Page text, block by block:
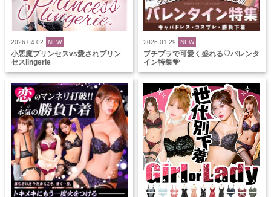
2026.04.02 NEW
小悪魔プリンセスvs愛されプリン
セスlingerie
2026.01.29 NEW
プチプラで可愛く盛れる♡バレンタ
イン特集💝